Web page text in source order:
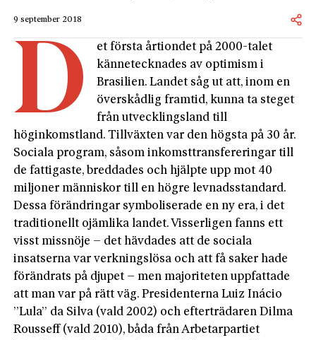
9 september 2018
D
et första årtiondet på 2000-talet
kännetecknades av optimism i
Brasilien. Landet såg ut att, inom en
överskådlig framtid, kunna ta steget
från utvecklingsland till
höginkomstland. Tillväxten var den högsta på 30 år.
Sociala program, såsom inkomsttransfereringar till
de fattigaste, breddades och hjälpte upp mot 40
miljoner människor till en högre levnadsstandard.
Dessa förändringar symboliserade en ny era, i det
traditionellt ojämlika landet. Visserligen fanns ett
visst missnöje – det hävdades att de sociala
insatserna var verkningslösa och att få saker hade
förändrats på djupet – men majoriteten uppfattade
att man var på rätt väg. Presidenterna Luiz Inácio
”Lula” da Silva (vald 2002) och efterträdaren Dilma
Rousseff (vald 2010), båda från Arbetarpartiet